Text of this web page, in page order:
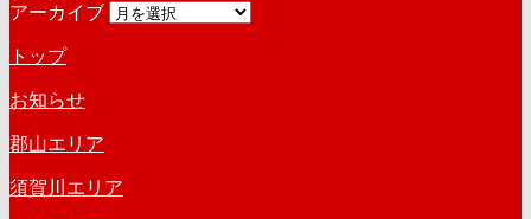
アーカイブ
トップ
お知らせ
郡山エリア
須賀川エリア